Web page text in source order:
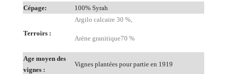
Cépage:
100% Syrah
Terroirs :
Argilo calcaire 30 %,
Arène granitique70 %
Age moyen des
vignes :
Vignes plantées pour partie en 1919